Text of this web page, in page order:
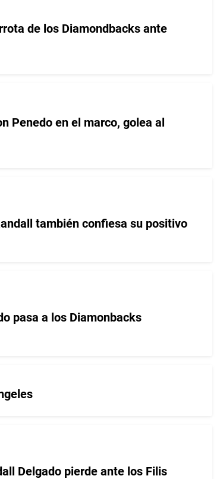
de los Diamondbacks ante
Penedo en el marco, golea al
también confiesa su positivo
pasa a los Diamonbacks
Delgado pierde ante los Filis